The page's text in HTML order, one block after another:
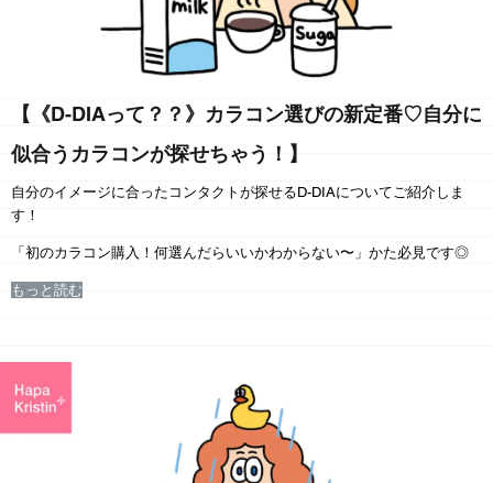
【《D-DIAって？？》カラコン選びの新定番♡自分に
似合うカラコンが探せちゃう！】
自分のイメージに合ったコンタクトが探せるD-DIAについてご紹介しま
す！
「初のカラコン購入！ 何選んだらいいかわからない〜」かた必見です◎
もっと読む